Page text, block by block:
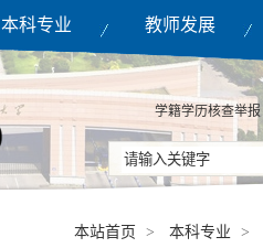
本科专业 教师发展
学籍学历核查举报
本站首页 > 本科专业 >